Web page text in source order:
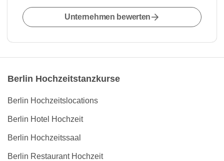
Unternehmen bewerten
Berlin Hochzeitstanzkurse
Berlin Hochzeitslocations
Berlin Hotel Hochzeit
Berlin Hochzeitssaal
Berlin Restaurant Hochzeit